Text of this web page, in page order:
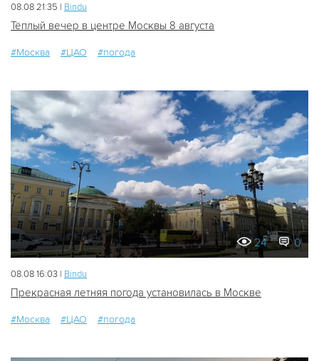
08.08 21:35 | Bindu
Тёплый вечер в центре Москвы 8 августа
#Москва #ЦАО #погода
24 0
08.08 16:03 | Bindu
Прекрасная летняя погода установилась в Москве
#Москва #ЦАО #погода